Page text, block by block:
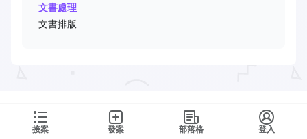
接案 發案 部落格 登入
文書處理
文書排版